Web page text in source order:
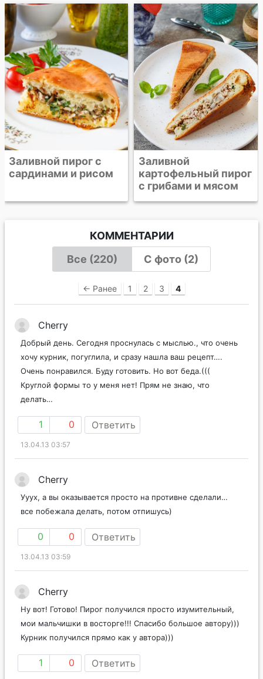
Заливной
картофельный пирог
Тарт с грибами и
сыром
КОММЕНТАРИИ
Все (220)
С фото (2)
← Ранее 1 2 3 4
Cherry
Добрый день. Сегодня проснулась с мыслью., что очень
хочу курник, погуглила, и сразу нашла ваш рецепт….
Очень понравился. Буду готовить. Но вот беда.(((
Круглой формы то у меня нет! Прям не знаю, что
делать…
1 0 Ответить
13.04.13 03:57
Cherry
Ууух, а вы оказывается просто на противне сделали…
все побежала делать, потом отпишусь)
0 0 Ответить
13.04.13 03:59
Cherry
Ну вот! Готово! Пирог получился просто изумительный,
мои мальчишки в восторге!!! Спасибо большое автору)))
Курник получился прямо как у автора)))
1 0 Ответить